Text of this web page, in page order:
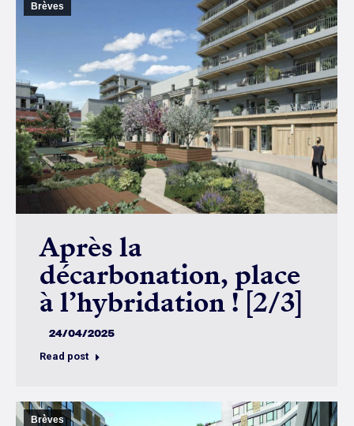
Brèves
Après la
décarbonation, place
à l’hybridation ! [2/3]
24/04/2025
Read post
Brèves